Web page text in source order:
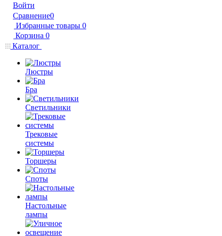
Войти
Сравнение0
Избранные товары 0
Корзина 0
Каталог
Люстры
Бра
Светильники
Трековые
системы
Торшеры
Споты
Настольные
лампы